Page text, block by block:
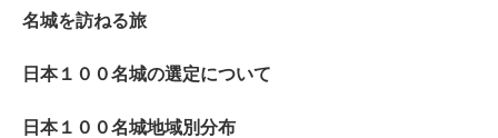
名城を訪ねる旅
日本１００名城の選定について
日本１００名城地域別分布